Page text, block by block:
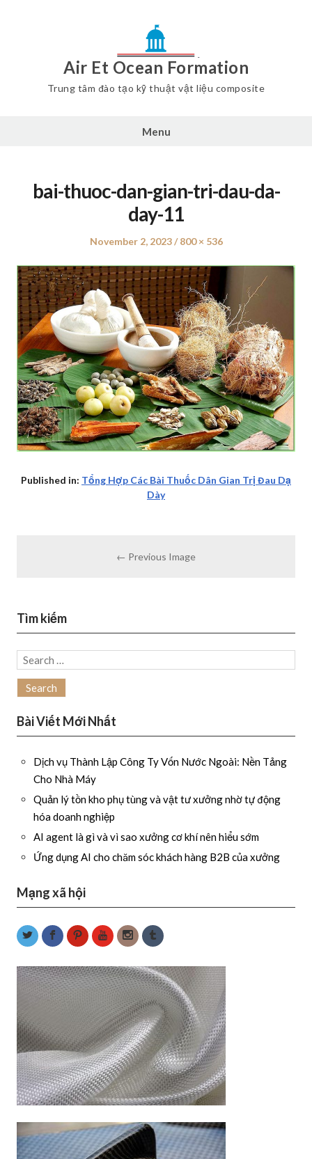
Air Et Ocean Formation
Trung tâm đào tạo kỹ thuật vật liệu composite
Menu
bai-thuoc-dan-gian-tri-dau-da-
day-11
Posted
November 2, 2023
Full
800 × 536
Published in: Tổng Hợp Các Bài Thuốc Dân Gian Trị Đau Dạ
Dày
← Previous Image
Tìm kiếm
Search
for:
Bài Viết Mới Nhất
Dịch vụ Thành Lập Công Ty Vốn Nước Ngoài: Nền Tảng
Cho Nhà Máy
Quản lý tồn kho phụ tùng và vật tư xưởng nhờ tự động
hóa doanh nghiệp
AI agent là gì và vì sao xưởng cơ khí nên hiểu sớm
Ứng dụng AI cho chăm sóc khách hàng B2B của xưởng
Mạng xã hội